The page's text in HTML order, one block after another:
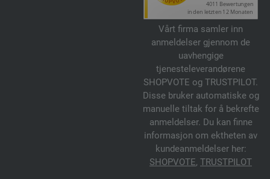
Vårt firma samler inn
anmeldelser gjennom de
uavhengige
tjenesteleverandørene
SHOPVOTE og TRUSTPILOT.
Disse bruker automatiske og
manuelle tiltak for å bekrefte
anmeldelser. Du kan finne
informasjon om ektheten av
kundeanmeldelser her:
SHOPVOTE, TRUSTPILOT